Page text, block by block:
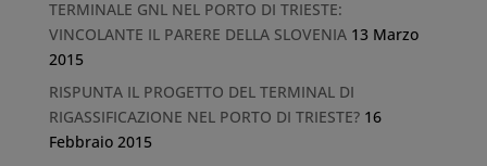
TERMINALE GNL NEL PORTO DI TRIESTE:
VINCOLANTE IL PARERE DELLA SLOVENIA 13 Marzo
2015
RISPUNTA IL PROGETTO DEL TERMINAL DI
RIGASSIFICAZIONE NEL PORTO DI TRIESTE? 16
Febbraio 2015